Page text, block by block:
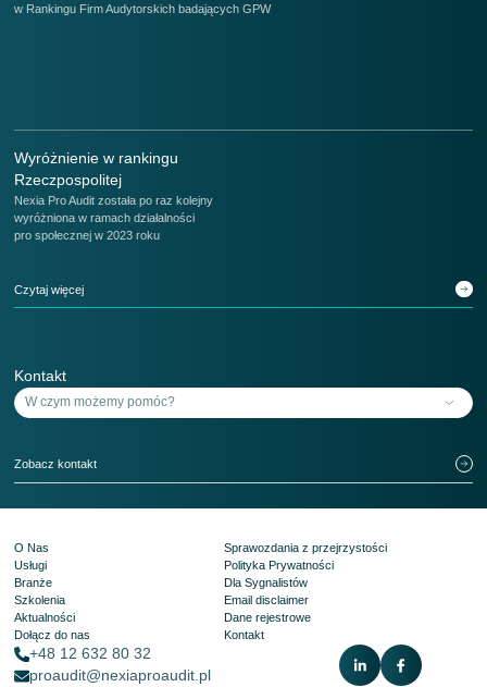
w Rankingu Firm Audytorskich badających GPW
Wyróżnienie w rankingu
Rzeczpospolitej
Nexia Pro Audit została po raz kolejny
wyróżniona w ramach działalności
pro społecznej w 2023 roku
Czytaj więcej
Kontakt
Zobacz kontakt
O Nas
Usługi
Branże
Szkolenia
Aktualności
Dołącz do nas
Sprawozdania z przejrzystości
Polityka Prywatności
Dla Sygnalistów
Email disclaimer
Dane rejestrowe
Kontakt
+48 12 632 80 32
proaudit@nexiaproaudit.pl